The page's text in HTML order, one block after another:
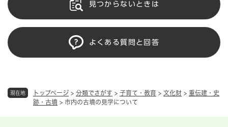
現在地 トップページ > 分類でさがす > 子育て・教育 > 文化財 > 重伝建・史
跡・古墳 > 市内の古墳の見学について
見つからないときは
よくある質問と回答